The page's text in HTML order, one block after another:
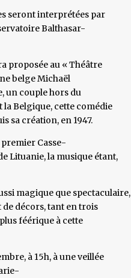
seront interprétées par
Balthasar-
proposée au « Théâtre
belge Michaël
un couple hors du
Belgique, cette comédie
sa création, en 1947.
premier Casse-
Lituanie, la musique étant,
magique que spectaculaire,
de décors, tant en trois
féérique à cette
à 15h, à une veillée